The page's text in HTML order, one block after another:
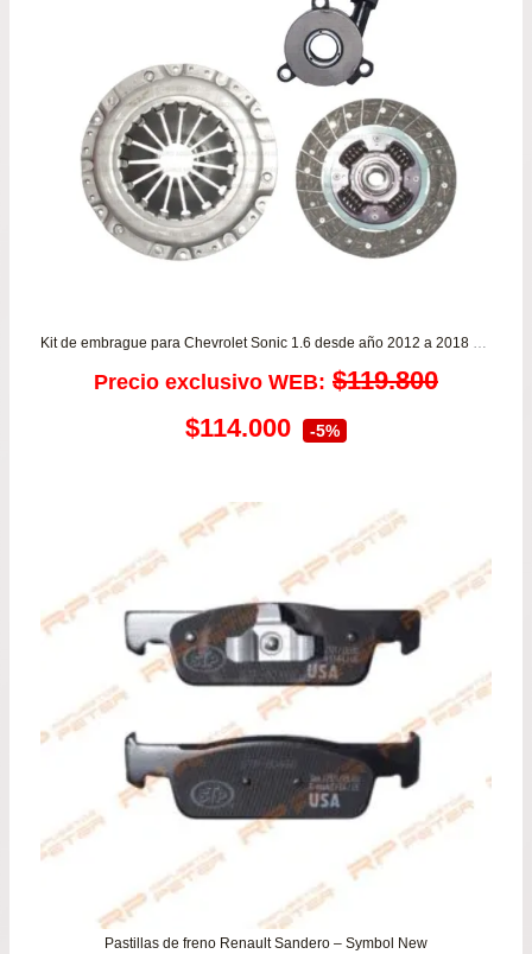
Kit de embrague para Chevrolet Sonic 1.6 desde año 2012 a 2018 VALEO
Precio exclusivo WEB: $119.800
El
original
$119.800.
$114.000El
es:
$114.000.
-5%
Pastillas de freno Renault Sandero – Symbol New